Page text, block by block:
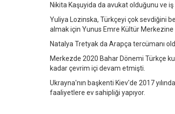
Nikita Kaşuyida da avukat olduğunu ve iş
Yuliya Lozinska, Türkçeyi çok sevdiğini
almak için Yunus Emre Kültür Merkezine
Natalya Tretyak da Arapça tercümanı
Merkezde 2020 Bahar Dönemi Türkçe
kadar çevrim içi devam etmişti.
Ukrayna'nın başkenti Kiev'de 2017
faaliyetlere ev sahipliği yapıyor.